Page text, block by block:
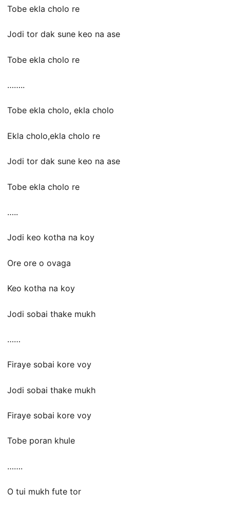
Tobe ekla cholo re
Jodi tor dak sune keo na ase
Tobe ekla cholo re
……..
Tobe ekla cholo, ekla cholo
Ekla cholo,ekla cholo re
Jodi tor dak sune keo na ase
Tobe ekla cholo re
…..
Jodi keo kotha na koy
Ore ore o ovaga
Keo kotha na koy
Jodi sobai thake mukh
……
Firaye sobai kore voy
Jodi sobai thake mukh
Firaye sobai kore voy
Tobe poran khule
…….
O tui mukh fute tor